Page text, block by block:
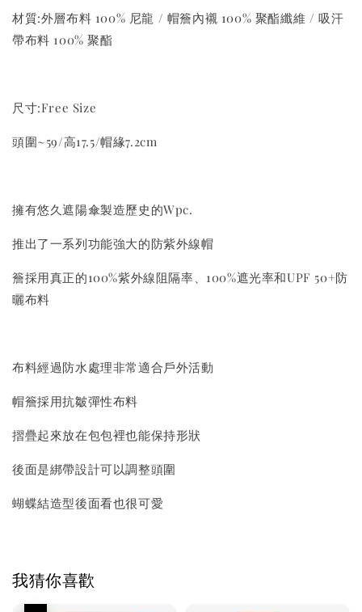
材質:外層布料 100% 尼龍 / 帽簷內襯 100% 聚酯纖維 / 吸汗
帶布料 100% 聚酯
尺寸:Free Size
頭圍~59/高17.5/帽緣7.2cm
擁有悠久遮陽傘製造歷史的Wpc.
推出了一系列功能強大的防紫外線帽
簷採用真正的100%紫外線阻隔率、100%遮光率和UPF 50+防
曬布料
布料經過防水處理非常適合戶外活動
帽簷採用抗皺彈性布料
摺疊起來放在包包裡也能保持形狀
後面是綁帶設計可以調整頭圍
蝴蝶結造型後面看也很可愛
我猜你喜歡